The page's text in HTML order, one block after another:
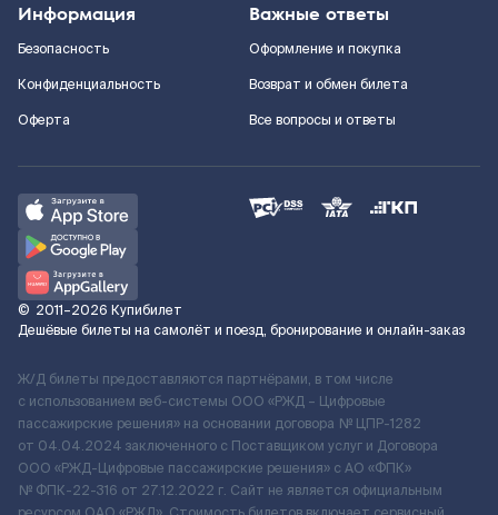
Информация
Безопасность
Конфиденциальность
Оферта
Важные ответы
Оформление и покупка
Возврат и обмен билета
Все вопросы и ответы
© 2011–2026 Купибилет
Дешёвые билеты на самолёт и поезд, бронирование и онлайн-заказ
Ж/Д билеты предоставляются партнёрами, в том числе
с использованием веб-системы ООО «РЖД – Цифровые
пассажирские решения» на основании договора № ЦПР-1282
от 04.04.2024 заключенного с Поставщиком услуг и Договора
ООО «РЖД-Цифровые пассажирские решения» c АО «ФПК»
№ ФПК-22-316 от 27.12.2022 г. Сайт не является официальным